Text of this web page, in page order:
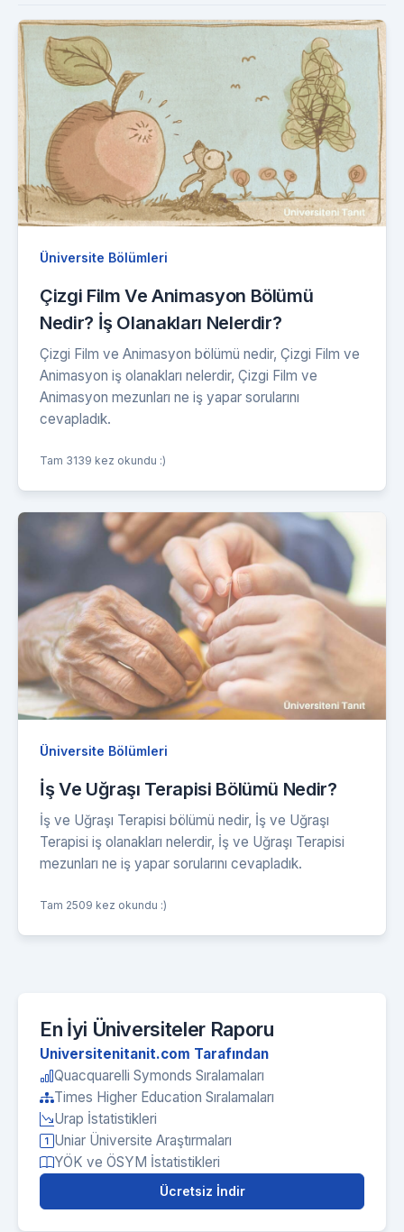
Üniversite Bölümleri
Çizgi Film Ve Animasyon Bölümü
Nedir? İş Olanakları Nelerdir?
Çizgi Film ve Animasyon bölümü nedir, Çizgi Film ve
Animasyon iş olanakları nelerdir, Çizgi Film ve
Animasyon mezunları ne iş yapar sorularını
cevapladık.
Tam 3139 kez okundu :)
Üniversite Bölümleri
İş Ve Uğraşı Terapisi Bölümü Nedir?
İş ve Uğraşı Terapisi bölümü nedir, İş ve Uğraşı
Terapisi iş olanakları nelerdir, İş ve Uğraşı Terapisi
mezunları ne iş yapar sorularını cevapladık.
Tam 2509 kez okundu :)
En İyi Üniversiteler Raporu
Universitenitanit.com Tarafından
Quacquarelli Symonds Sıralamaları
Times Higher Education Sıralamaları
Urap İstatistikleri
Uniar Üniversite Araştırmaları
YÖK ve ÖSYM İstatistikleri
Ücretsiz İndir